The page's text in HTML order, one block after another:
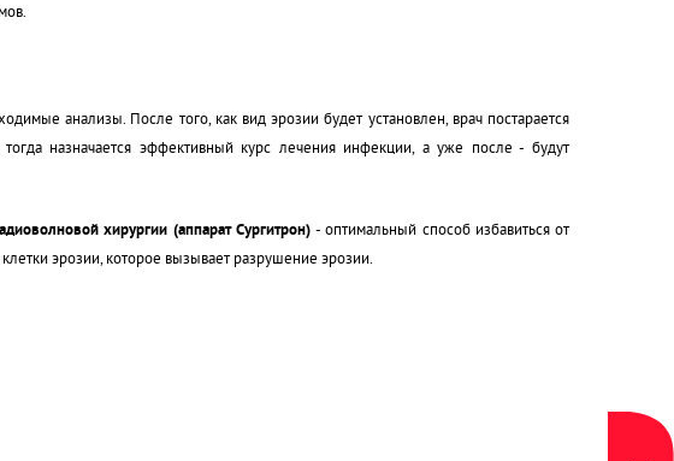
анализы. После того, как вид эрозии будет установлен, врач постарается
назначается эффективный курс лечения инфекции, а уже после - будут
хирургии (аппарат Сургитрон)- оптимальный способ избавиться от
эрозии, которое вызывает разрушение эрозии.